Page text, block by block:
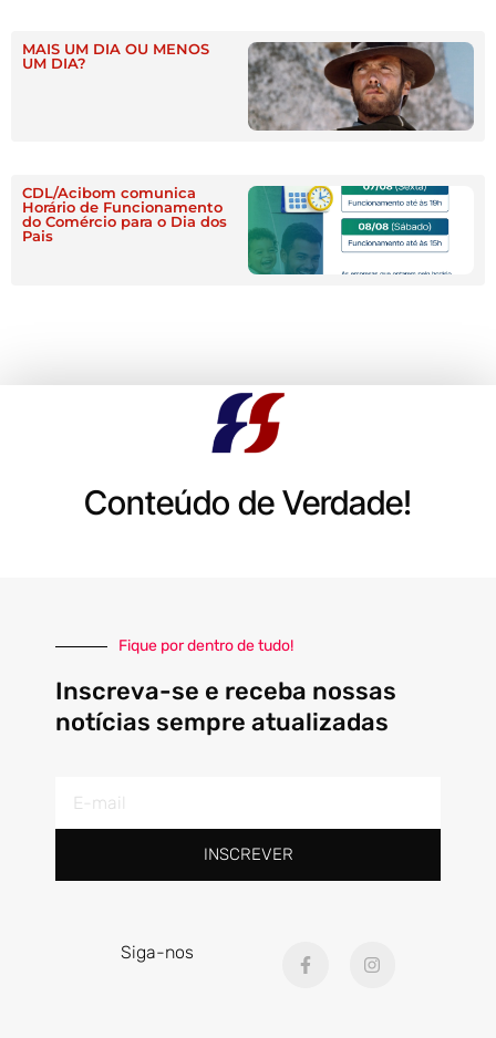
MAIS UM DIA OU MENOS
UM DIA?
CDL/Acibom comunica
Horário de Funcionamento
do Comércio para o Dia dos
Pais
Conteúdo de Verdade!
Fique por dentro de tudo!
Inscreva-se e receba nossas
notícias sempre atualizadas
mail
INSCREVER
Siga-nos
a
n